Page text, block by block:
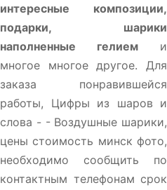
интересные композиции,
подарки, шарики
наполненные гелием и
многое многое другое. Для
заказа понравившейся
работы, Цифры из шаров и
слова - - Воздушные шарики,
цены стоимость минск фото,
необходимо сообщить по
контактным телефонам срок